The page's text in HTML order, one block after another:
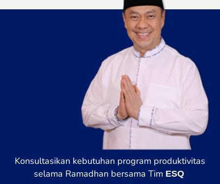
Konsultasikan kebutuhan program produktivitas
selama Ramadhan bersama Tim ESQ